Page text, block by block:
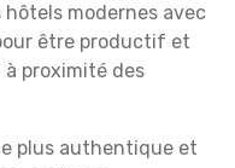
modernes avec
être productif et
proximité des
plus authentique et